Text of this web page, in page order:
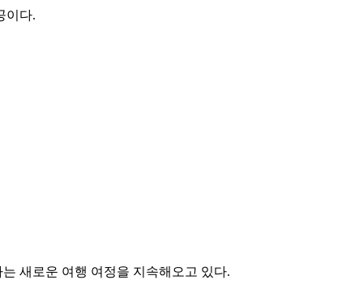
이다.
새로운 여행 여정을 지속해오고 있다.